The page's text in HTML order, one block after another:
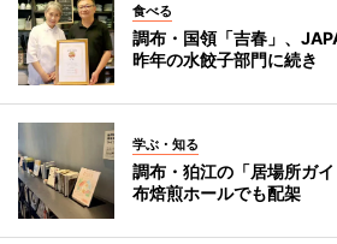
食べる
調布・国領「吉春」、
昨年の水餃子部門に続き
学ぶ・知る
調布・狛江の「居場所ガ
布焙煎ホールでも配架